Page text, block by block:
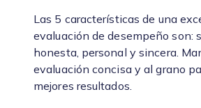
Las 5 características de una
evaluación de desempeño son:
honesta, personal y sincera.
evaluación concisa y al grano
mejores resultados.